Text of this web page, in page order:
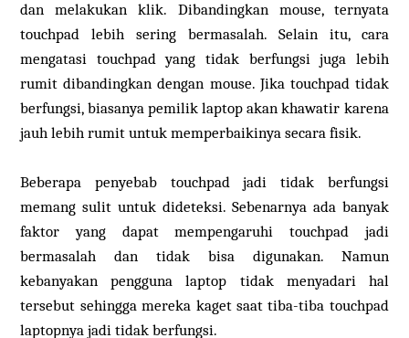
dan melakukan klik. Dibandingkan mouse, ternyata
touchpad lebih sering bermasalah. Selain itu, cara
mengatasi touchpad yang tidak berfungsi juga lebih
rumit dibandingkan dengan mouse. Jika touchpad tidak
berfungsi, biasanya pemilik laptop akan khawatir karena
jauh lebih rumit untuk memperbaikinya secara fisik.
Beberapa penyebab touchpad jadi tidak berfungsi
memang sulit untuk dideteksi. Sebenarnya ada banyak
faktor yang dapat mempengaruhi touchpad jadi
bermasalah dan tidak bisa digunakan. Namun
kebanyakan pengguna laptop tidak menyadari hal
tersebut sehingga mereka kaget saat tiba-tiba touchpad
laptopnya jadi tidak berfungsi.